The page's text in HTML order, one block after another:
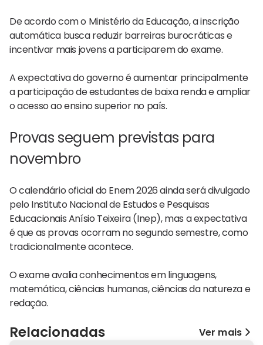
De acordo com o Ministério da Educação, a inscrição
automática busca reduzir barreiras burocráticas e
incentivar mais jovens a participarem do exame.
A expectativa do governo é aumentar principalmente
a participação de estudantes de baixa renda e ampliar
o acesso ao ensino superior no país.
Provas seguem previstas para
novembro
O calendário oficial do Enem 2026 ainda será divulgado
pelo Instituto Nacional de Estudos e Pesquisas
Educacionais Anísio Teixeira (Inep), mas a expectativa
é que as provas ocorram no segundo semestre, como
tradicionalmente acontece.
O exame avalia conhecimentos em linguagens,
matemática, ciências humanas, ciências da natureza e
redação.
Relacionadas Ver mais